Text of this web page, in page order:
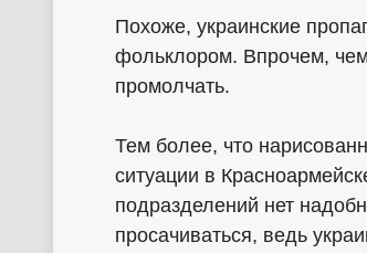
Похоже, украинские
фольклором. Впрочем,
промолчать.
Тем более, что
ситуации в
подразделений нет
просачиваться, ведь